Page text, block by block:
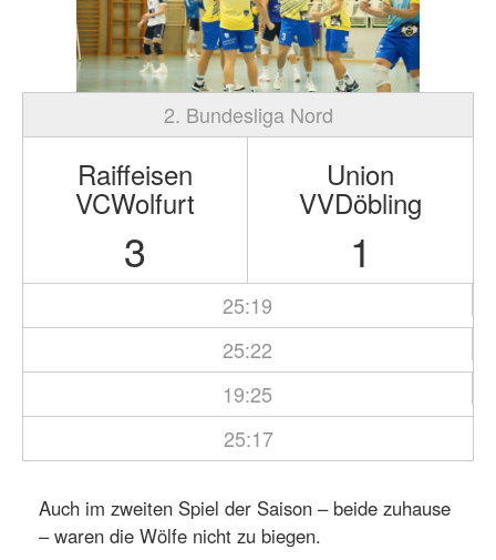
2. Bundesliga Nord
Raiffeisen
VCWolfurt
Union
VVDöbling
3 1
25:19
25:22
19:25
25:17
Auch im zweiten Spiel der Saison – beide zuhause
– waren die Wölfe nicht zu biegen.